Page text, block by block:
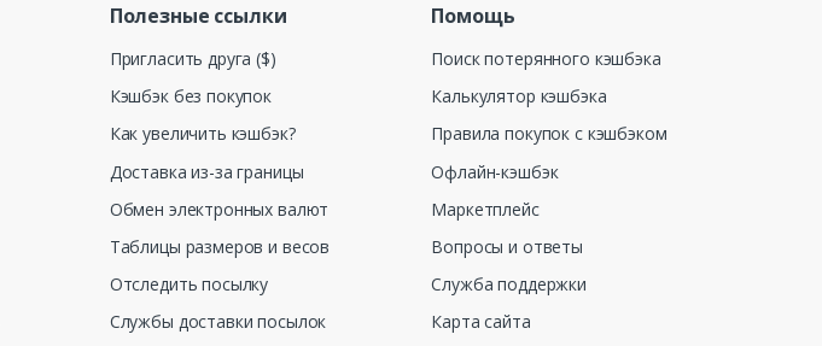
Полезные ссылки
Пригласить друга ($)
Кэшбэк без покупок
Как увеличить кэшбэк?
Доставка из-за границы
Обмен электронных валют
Таблицы размеров и весов
Отследить посылку
Службы доставки посылок
Помощь
Поиск потерянного кэшбэка
Калькулятор кэшбэка
Правила покупок с кэшбэком
Офлайн-кэшбэк
Маркетплейс
Вопросы и ответы
Служба поддержки
Карта сайта